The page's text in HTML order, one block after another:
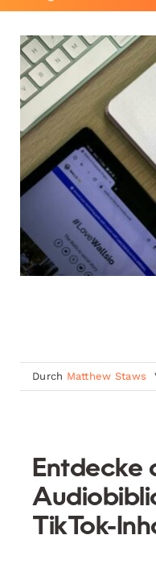
Durch Matthew Staws
Entdecke
TikTok-